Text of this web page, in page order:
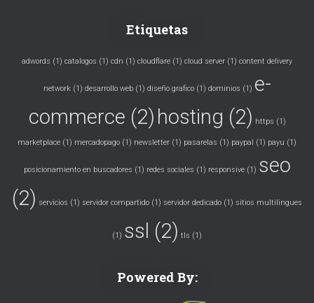
Etiquetas
adwords (1) catalogos (1) cdn (1) cloudflare (1) cloud server (1) content delivery
network(1) desarrollo web(1) diseño grafico(1) dominios (1) e-
commerce (2) hosting (2) https (1)
marketplace (1) mercadopago (1) newsletter (1) pasarelas (1) paypal (1) payu (1)
posicionamiento en buscadores (1) redes sociales (1) responsive(1) seo
(2) servicios (1) servidor compartido (1) servidor dedicado (1) sitios multilingues
(1) ssl (2) tls (1)
Powered By: